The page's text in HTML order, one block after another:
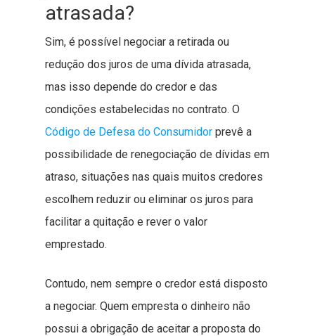
atrasada?
Sim, é possível negociar a retirada ou
redução dos juros de uma dívida atrasada,
mas isso depende do credor e das
condições estabelecidas no contrato. O
Código de Defesa do Consumidor prevê a
possibilidade de renegociação de dívidas em
atraso, situações nas quais muitos credores
escolhem reduzir ou eliminar os juros para
facilitar a quitação e rever o valor
emprestado.
Contudo, nem sempre o credor está disposto
a negociar. Quem empresta o dinheiro não
possui a obrigação de aceitar a proposta do